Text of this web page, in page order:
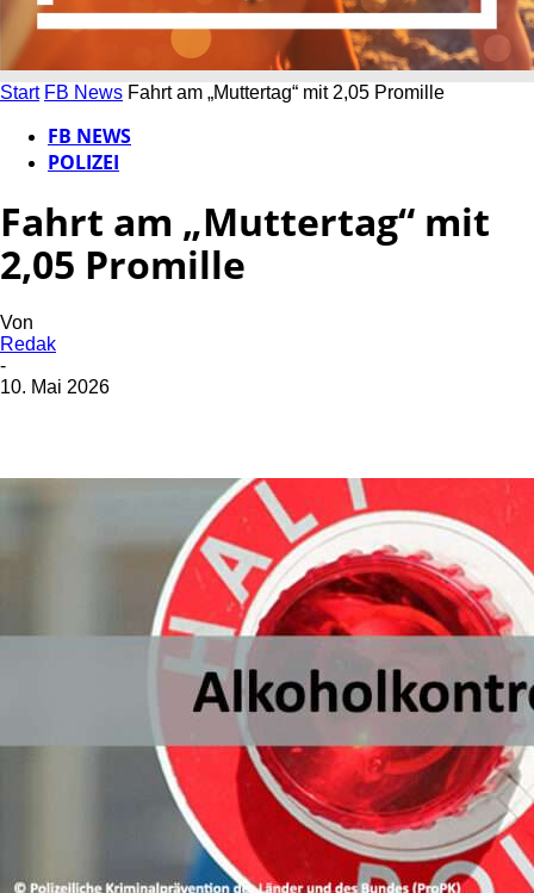
Start FB News Fahrt am „Muttertag“ mit 2,05 Promille
FB NEWS
POLIZEI
Fahrt am „Muttertag“ mit
2,05 Promille
Von
Redak
-
10. Mai 2026